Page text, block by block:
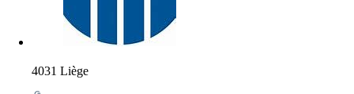
4031 Liège